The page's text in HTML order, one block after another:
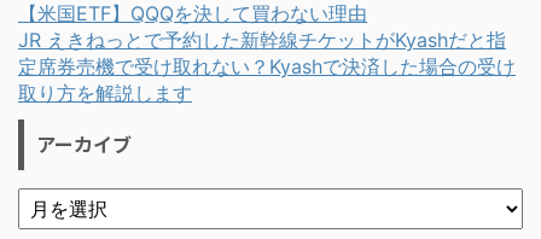
【米国ETF】QQQを決して買わない理由
JR えきねっとで予約した新幹線チケットがKyashだと指
定席券売機で受け取れない？Kyashで決済した場合の受け
取り方を解説します
アーカイブ